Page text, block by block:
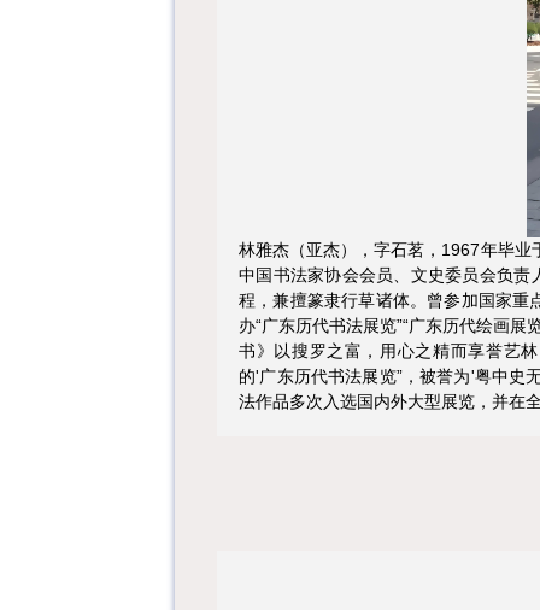
林雅杰（亚杰），字石茗，1967年毕
中国书法家协会会员、文史委员会负责
程，兼擅篆隶行草诸体。曾参加国家重
办“广东历代书法展览”“广东历代绘画
书》以搜罗之富，用心之精而享誉艺
的'广东历代书法展览”，被誉为'粤中史
法作品多次入选国内外大型展览，并在